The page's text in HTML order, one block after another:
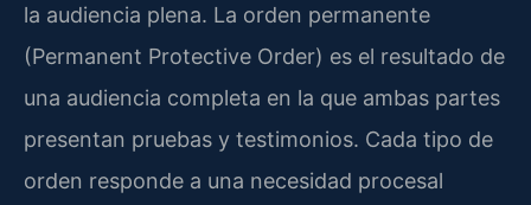
la audiencia plena. La orden permanente
(Permanent Protective Order) es el resultado de
una audiencia completa en la que ambas partes
presentan pruebas y testimonios. Cada tipo de
orden responde a una necesidad procesal